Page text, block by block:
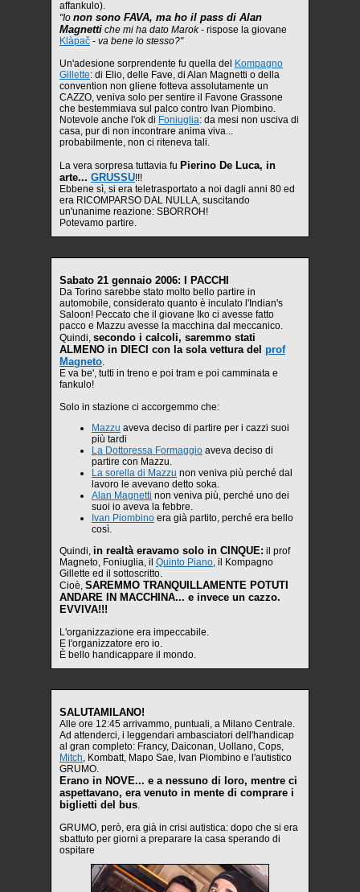
affankulo).
"Io non sono FAVA, ma ho il pass di Alan
Magnetti che mi ha dato Marok - rispose la giovane
Klàpač - va bene lo stesso?"
Un'adesione sorprendente fu quella del
Kompagno
Gillette: di Elio, delle Fave, di Alan Magnetti o della
convention non gliene fotteva assolutamente un
CAZZO, veniva solo per sentire il Favone Grassone
che bestemmiava sul palco contro Ivan Piombino.
Notevole anche l'ok di Foniuglia: da mesi non usciva di
casa, pur di non incontrare anima viva...
probabilmente, non ci riteneva tali.
La vera sorpresa tuttavia fu Pierino De Luca, in
arte... GRUSSU!!!
Ebbene sì, si era teletrasportato a noi dagli anni 80 ed
era RICOMPARSO DAL NULLA, suscitando
un'unanime reazione: SBORROH!
Potevamo partire.
Sabato 21 gennaio 2006: I PACCHI
Da Torino sarebbe stato molto bello partire in
automobile, considerato quanto è inculato l'Indian's
Saloon! Peccato che il giovane Iko ci avesse fatto
pacco e Mazzu avesse la macchina dal meccanico.
Quindi, secondo i calcoli, saremmo stati
ALMENO in DIECI con la sola vettura del prof
Magneto.
E va be', tutti in treno e poi tram e poi camminata e
fankulo!
Solo in stazione ci accorgemmo che:
Mazzu aveva deciso di partire per i cazzi suoi
più tardi
La Dottoressa Formaggio aveva deciso di
partire con Mazzu.
La sorella di Mazzu non veniva più perché dal
lavoro le avevano detto soka.
Alan Magnetti non veniva più, perché uno dei
suoi io aveva la febbre.
Ivan Piombino era già partito, perché era bello
così.
Quindi, in realtà eravamo solo in CINQUE: il prof
Magneto, Foniuglia, il Quinto Piano, il Kompagno
Gillette ed il sottoscritto.
Cioè, SAREMMO TRANQUILLAMENTE POTUTI
ANDARE IN MACCHINA... e invece un cazzo.
EVVIVA!!!
L'organizzazione era impeccabile.
E l'organizzatore ero io.
È bello handicappare il mondo.
SALUTAMILANO!
Alle ore 12:45 arrivammo, puntuali, a Milano Centrale.
Ad attenderci, i leggendari ambasciatori dell'handicap
al gran completo: Francy, Daiconan, Uollano, Cops,
Mitch, Kombatt, Mapo Sae, Ivan Piombino e l'autistico
GRUMO.
Erano in NOVE... e a nessuno di loro, mentre ci
aspettavano, era venuto in mente di comprare i
biglietti del bus.
GRUMO, però, era già in crisi autistica: dopo che si era
sbattuto per giorni a preparare la casa sperando di
ospitare